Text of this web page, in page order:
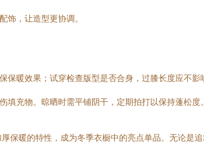
饰，让造型更协调。
保暖效果；试穿检查版型是否合身，过膝长度应不
充物。晾晒时需平铺阴干，定期拍打以保持蓬松度。
保暖的特性，成为冬季衣橱中的亮点单品。无论是